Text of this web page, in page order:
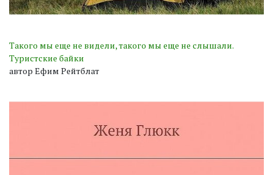
Такого мы еще не видели, такого мы еще не слышали.
Туристские байки
автор Ефим Рейтблат